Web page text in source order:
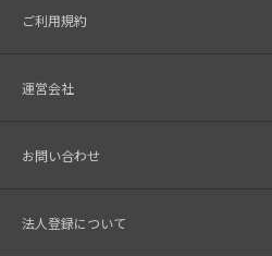
ご利用規約
運営会社
お問い合わせ
法人登録について